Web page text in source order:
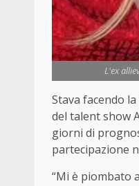
L'ex
Stava facendo
del talent show
giorni di
partecipazione
“Mi è piombato